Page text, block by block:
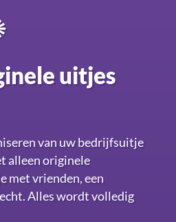
uitjes
van uw bedrijfsuitje
alleen originele
met vrienden, een
Alles wordt volledig